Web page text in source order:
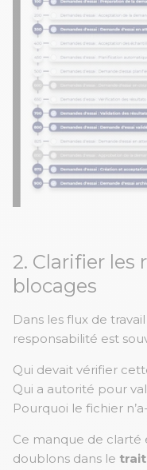
2. Clarifier les
blocages
Dans les flux de
responsabilité est
Qui devait vérifier
Qui a autorité pour
Pourquoi le fichier
Ce manque de clarté
doublons dans le